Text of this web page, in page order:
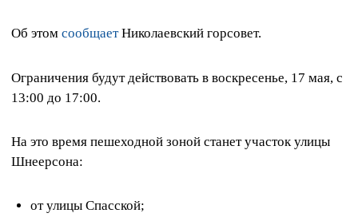
Об этом сообщаетНиколаевский горсовет.
Ограничения будут действовать в воскресенье, 17 мая, с
13:00 до 17:00.
На это время пешеходной зоной станет участок улицы
Шнеерсона:
от улицы Спасской;